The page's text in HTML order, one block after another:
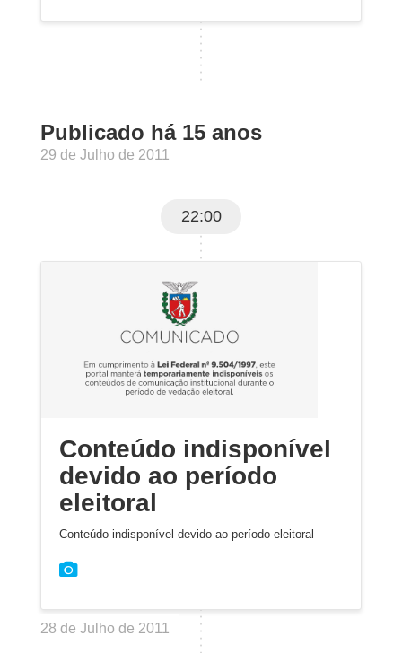
Publicado há 15 anos
29 de Julho de 2011
22:00
Conteúdo indisponível
devido ao período
eleitoral
Conteúdo indisponível devido ao período eleitoral
28 de Julho de 2011